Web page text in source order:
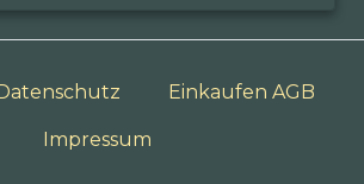
Einkaufen AGB
Impressum